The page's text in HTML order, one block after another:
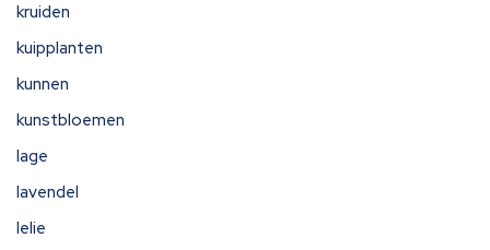
kruiden
kuipplanten
kunnen
kunstbloemen
lage
lavendel
lelie